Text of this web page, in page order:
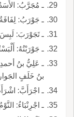
ـ مُجَرَّبُ:
ـ جَوْرَبُ: لِفَافَةُ
ـ تَجَوْرَبَ:
ـ جَوْرَبْتُهُ:
ـ عَلِيُّ بنُ
بنُ خَلَفٍ
ـ اجْرَأَبَّ:
ـ اجْرِنْبَاءُ: